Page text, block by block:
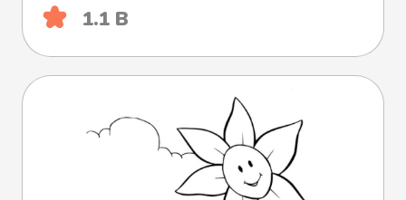
1.1 B